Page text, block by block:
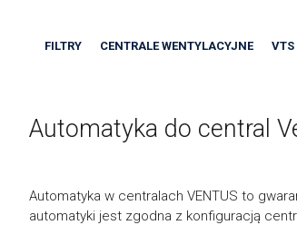
FILTRY CENTRALE WENTYLACYJNE VTS
Automatyka do central
Automatyka w centralach VENTUS to
automatyki jest zgodna z konfiguracją